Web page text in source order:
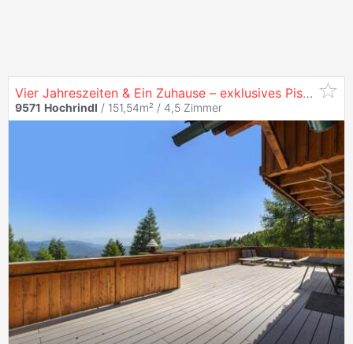
Vier Jahreszeiten & Ein Zuhause – exklusives Pisten-Chalet auf der
9571 Hochrindl / 151,54m² / 4,5 Zimmer